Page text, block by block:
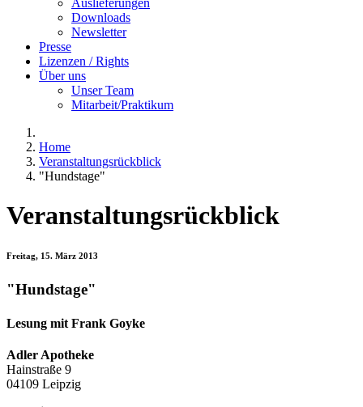
Auslieferungen
Downloads
Newsletter
Presse
Lizenzen / Rights
Über uns
Unser Team
Mitarbeit/Praktikum
Home
Veranstaltungsrückblick
"Hundstage"
Veranstaltungsrückblick
Freitag, 15. März 2013
"Hundstage"
Lesung mit Frank Goyke
Adler Apotheke
Hainstraße 9
04109 Leipzig